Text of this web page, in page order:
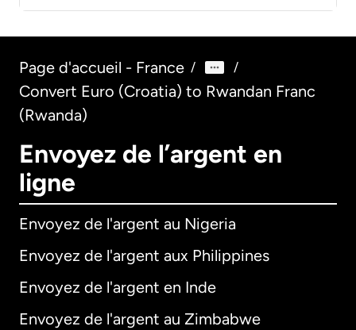
Page d'accueil - France / /
Convert Euro (Croatia) to Rwandan Franc
(Rwanda)
Envoyez de l’argent en
ligne
Envoyez de l'argent au Nigeria
Envoyez de l'argent aux Philippines
Envoyez de l'argent en Inde
Envoyez de l'argent au Zimbabwe